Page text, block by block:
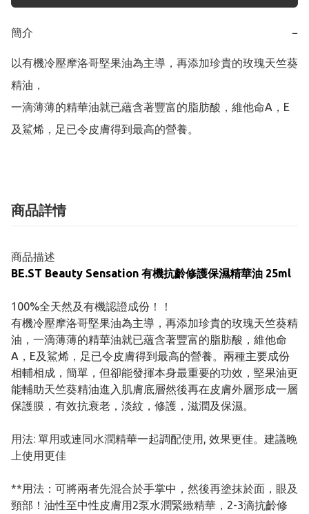
簡介 −
以有機冷壓摩洛哥堅果油為主導，再添加珍貴的玫瑰天竺葵
精油，
一滴薄薄的精華油就已蘊含著豐富的脂肪酸，維他命A，E
及鯊烯，足已令皮膚得到最高的營養。
商品詳情
商品描述
BE.ST Beauty Sensation 有機抗齡修護保濕精華油 25ml
100%全天然及有機認證成份！！
有機冷壓摩洛哥堅果油為主導，再添加珍貴的玫瑰天竺葵精
油，一滴薄薄的精華油就已蘊含著豐富的脂肪酸，維他命
A，E及鯊烯，足已令皮膚得到最高的營養。兩種主要成份
相輔相成，簡單，但卻能發揮本身最重要的功效，堅果油更
能輔助天竺葵精油進入肌膚底層然後再在皮膚外層形成一層
保護膜，有效抗衰老，淡紋，修護，滋潤及保濕。
用法: 單用或連同水潤精華一起調配使用, 效果更佳。建議晚
上使用更佳
**用法：可將兩者先混合於手掌中，然後再塗抹於面，眼及
頸部！油性至中性皮膚用2泵水潤緊緻精華，2-3滴抗齡修